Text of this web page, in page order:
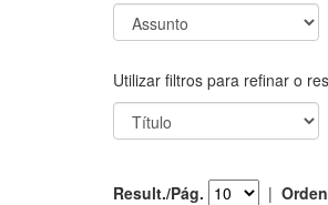
Utilizar filtros para refinar o
Result./Pág. |